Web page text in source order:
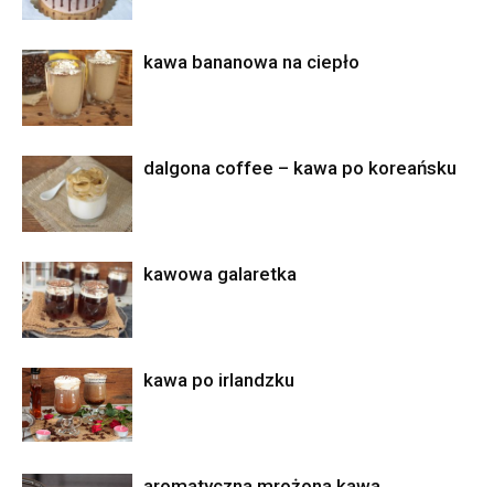
kawa bananowa na ciepło
dalgona coffee – kawa po koreańsku
kawowa galaretka
kawa po irlandzku